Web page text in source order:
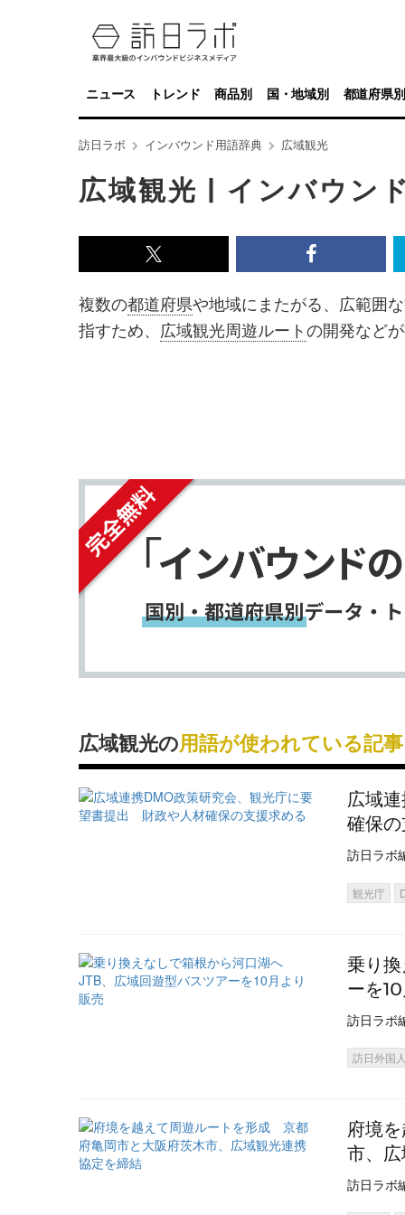
ニュース トレンド 商品別 国・地域別 都道府県別
訪日ラボ インバウンド用語辞典 広域観光
広域観光 | インバウン
x<br>
で
記
事
す
る
で
記
す
複数の都道府県や地域にまたがる、広範囲
指すため、 広域観光周遊ルートの開発など
広域観光の用語が使われている記
広域
確保
訪日ラボ
観光庁
乗り
ーを
訪日ラボ
訪日外国
府境
市、
訪日ラボ